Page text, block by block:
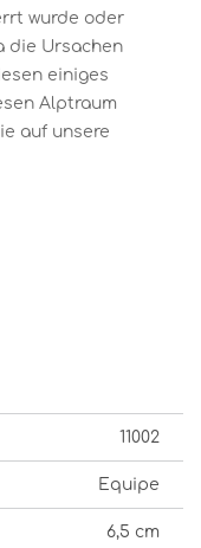
wurde oder
die Ursachen
einiges
Alptraum
auf unsere
11002
Equipe
6,5 cm